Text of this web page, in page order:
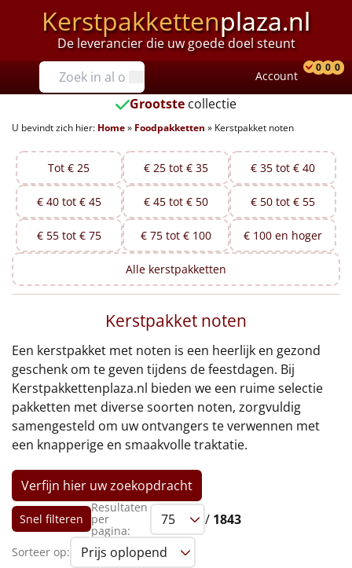
Kerstpakkettenplaza.nl
De leverancier die uw goede doel steunt
Prijzen
Tot €25
€25 tot €35
€35 tot €40
€40 tot €45
€45 tot €50
€50 tot €55
€75 tot €100
€100 en hoger
Alle kerstpakketten 2026
Thema
Origineel
Account
0 0 0
Grootste collectie
U bevindt zich hier: Home» Foodpakketten » Kerstpakket noten
Tot € 25 € 25 tot € 35 € 35 tot € 40
€ 40 tot € 45 € 45 tot € 50 € 50 tot € 55
€ 55 tot € 75 € 75 tot € 100 € 100 en hoger
Alle kerstpakketten
Kerstpakket noten
Een kerstpakket met noten is een heerlijk en gezond
geschenk om te geven tijdens de feestdagen. Bij
Kerstpakkettenplaza.nl bieden we een ruime selectie
pakketten met diverse soorten noten, zorgvuldig
samengesteld om uw ontvangers te verwennen met
een knapperige en smaakvolle traktatie.
Verfijn hier uw zoekopdracht
Snel filteren
Resultaten
per
pagina:
/ 1843
Sorteer op: